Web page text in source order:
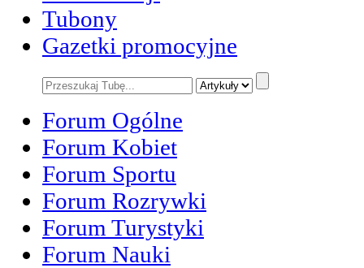
Tubony
Gazetki promocyjne
Forum Ogólne
Forum Kobiet
Forum Sportu
Forum Rozrywki
Forum Turystyki
Forum Nauki